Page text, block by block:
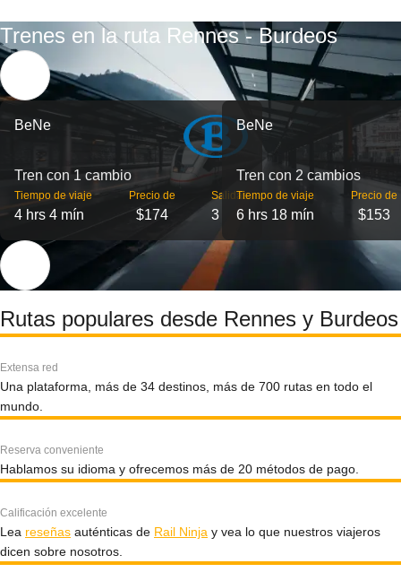
Trenes en la ruta Rennes - Burdeos
BeNe
Tren con 1 cambio
Tiempo de viaje
4 hrs 4 mín
Precio de
$174
Salidas
3
BeNe
Tren con 2 cambios
Tiempo de viaje
6 hrs 18 mín
Precio de
$153
Rutas populares desde Rennes y Burdeos
Extensa red
Una plataforma, más de 34 destinos, más de 700 rutas en todo el
mundo.
Reserva conveniente
Hablamos su idioma y ofrecemos más de 20 métodos de pago.
Calificación excelente
Lea reseñas auténticas de Rail Ninja y vea lo que nuestros viajeros
dicen sobre nosotros.